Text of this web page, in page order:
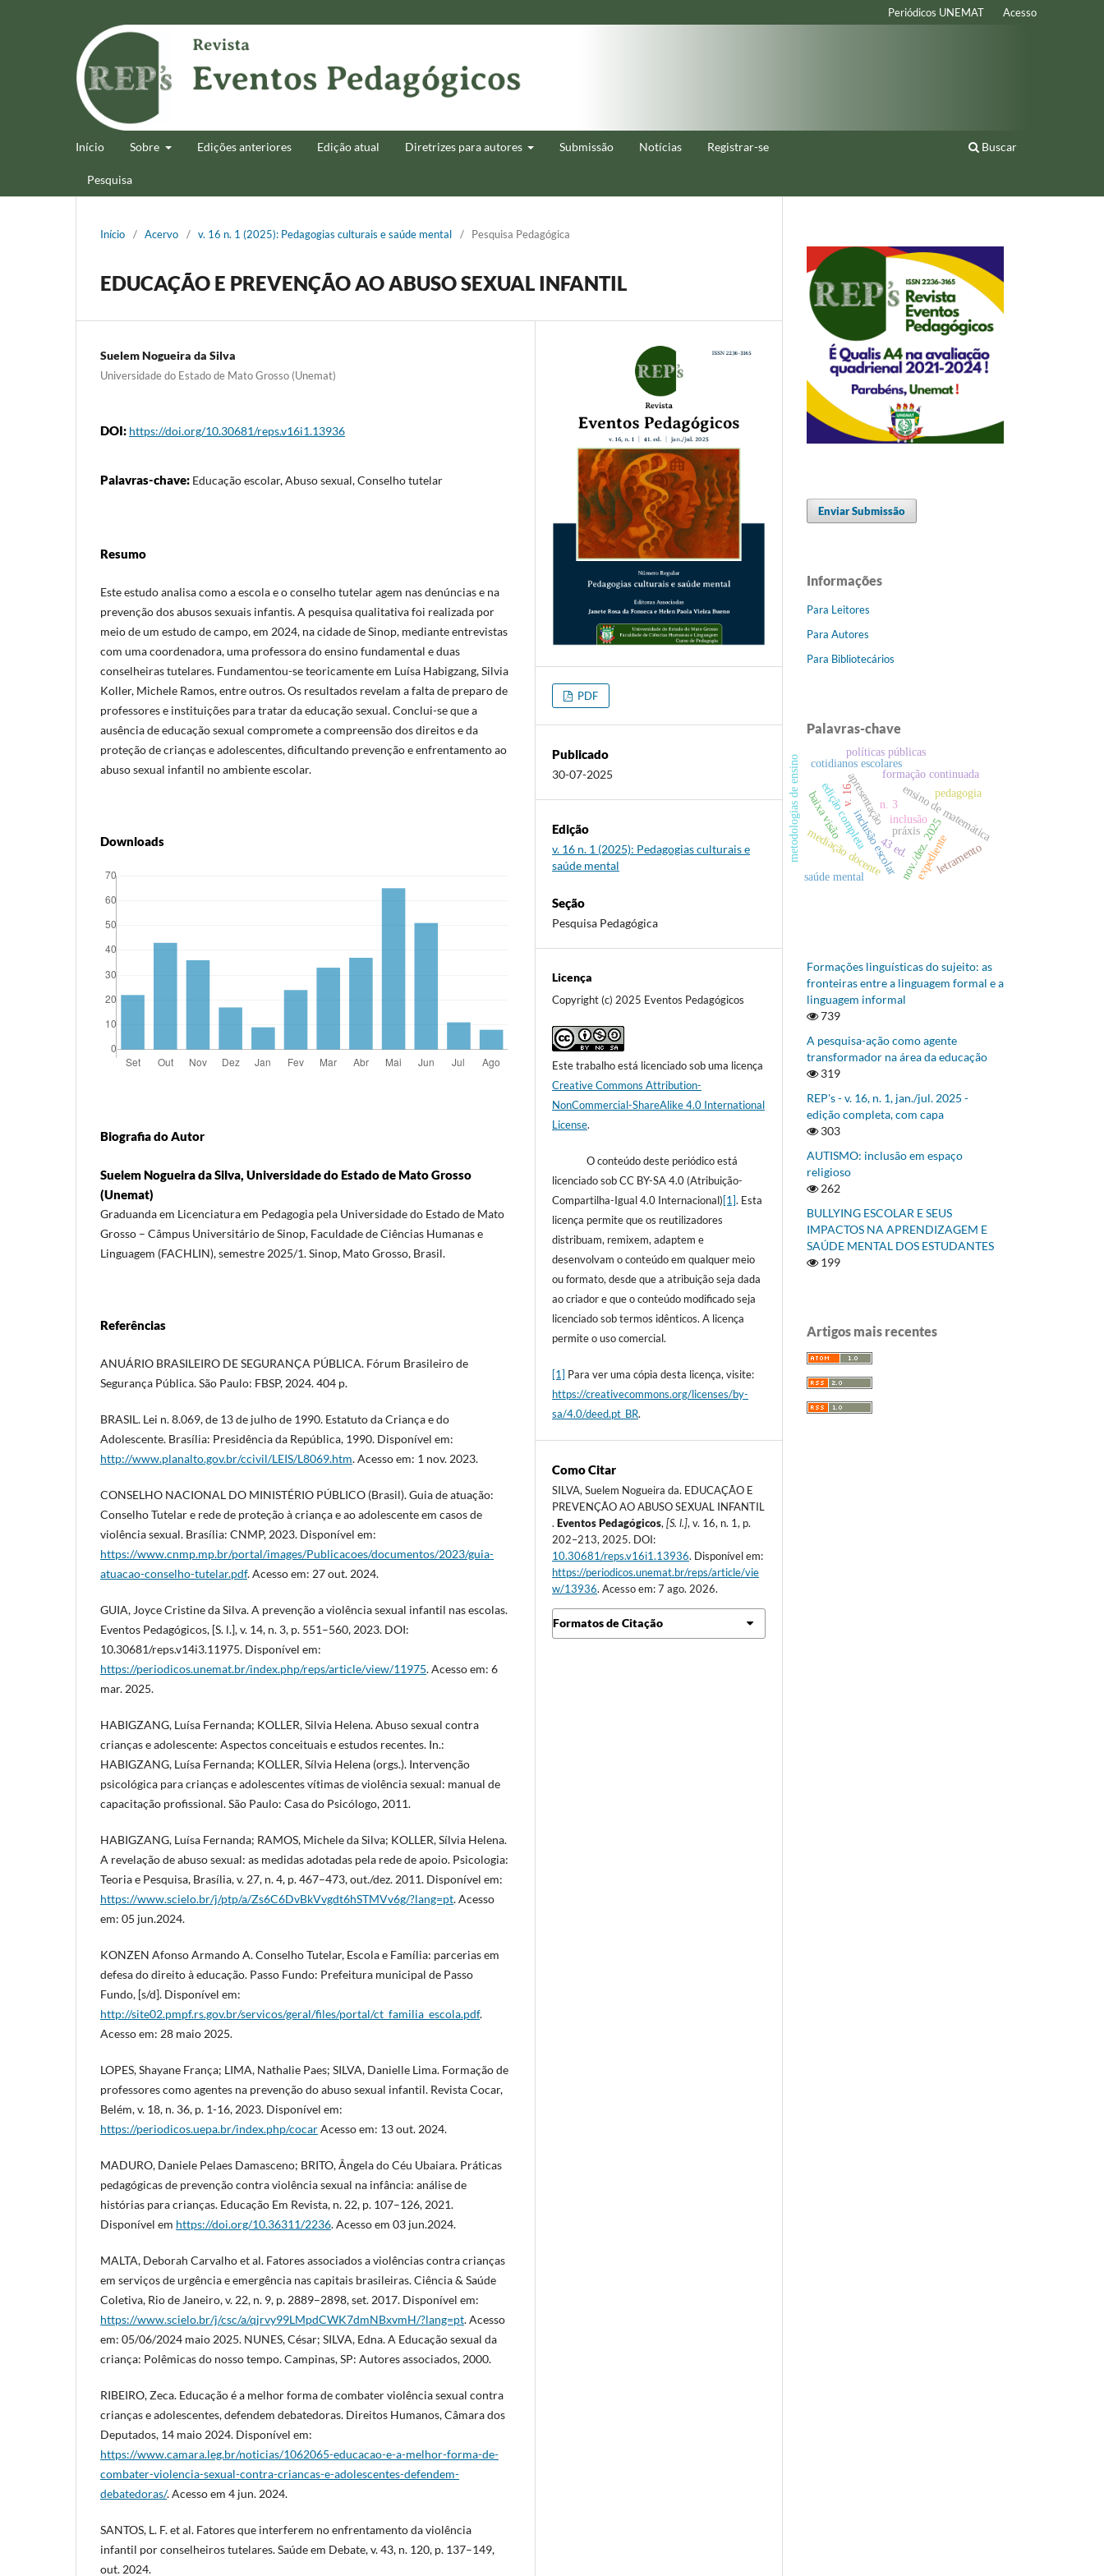
Início Sobre Edições anteriores Edição atual Diretrizes para autores Submissão Notícias Registrar-se
Pesquisa
Buscar
Periódicos UNEMAT Acesso
Início / Acervo / v. 16 n. 1 (2025): Pedagogias culturais e saúde mental / Pesquisa Pedagógica
EDUCAÇÃO E PREVENÇÃO AO ABUSO SEXUAL INFANTIL
Suelem Nogueira da Silva
Universidade do Estado de Mato Grosso (Unemat)
DOI: https://doi.org/10.30681/reps.v16i1.13936
Palavras-chave: Educação escolar, Abuso sexual, Conselho tutelar
Resumo
Este estudo analisa como a escola e o conselho tutelar agem nas denúncias e na
prevenção dos abusos sexuais infantis. A pesquisa qualitativa foi realizada por
meio de um estudo de campo, em 2024, na cidade de Sinop, mediante entrevistas
com uma coordenadora, uma professora do ensino fundamental e duas
conselheiras tutelares. Fundamentou-se teoricamente em Luísa Habigzang, Silvia
Koller, Michele Ramos, entre outros. Os resultados revelam a falta de preparo de
professores e instituições para tratar da educação sexual. Conclui-se que a
ausência de educação sexual compromete a compreensão dos direitos e da
proteção de crianças e adolescentes, dificultando prevenção e enfrentamento ao
abuso sexual infantil no ambiente escolar.
Downloads
Biografia do Autor
Suelem Nogueira da Silva, Universidade do Estado de Mato Grosso
(Unemat)
Graduanda em Licenciatura em Pedagogia pela Universidade do Estado de Mato
Grosso – Câmpus Universitário de Sinop, Faculdade de Ciências Humanas e
Linguagem (FACHLIN), semestre 2025/1. Sinop, Mato Grosso, Brasil.
Referências
ANUÁRIO BRASILEIRO DE SEGURANÇA PÚBLICA. Fórum Brasileiro de
Segurança Pública. São Paulo: FBSP, 2024. 404 p.
BRASIL. Lei n. 8.069, de 13 de julho de 1990. Estatuto da Criança e do
Adolescente. Brasília: Presidência da República, 1990. Disponível em:
http://www.planalto.gov.br/ccivil/LEIS/L8069.htm. Acesso em: 1 nov. 2023.
CONSELHO NACIONAL DO MINISTÉRIO PÚBLICO (Brasil). Guia de atuação:
Conselho Tutelar e rede de proteção à criança e ao adolescente em casos de
violência sexual. Brasília: CNMP, 2023. Disponível em:
https://www.cnmp.mp.br/portal/images/Publicacoes/documentos/2023/guia-
atuacao-conselho-tutelar.pdf. Acesso em: 27 out. 2024.
GUIA, Joyce Cristine da Silva. A prevenção a violência sexual infantil nas escolas.
Eventos Pedagógicos, [S. l.], v. 14, n. 3, p. 551–560, 2023. DOI:
10.30681/reps.v14i3.11975. Disponível em:
https://periodicos.unemat.br/index.php/reps/article/view/11975. Acesso em: 6
mar. 2025.
HABIGZANG, Luísa Fernanda; KOLLER, Silvia Helena. Abuso sexual contra
crianças e adolescente: Aspectos conceituais e estudos recentes. In.:
HABIGZANG, Luísa Fernanda; KOLLER, Sílvia Helena (orgs.). Intervenção
psicológica para crianças e adolescentes vítimas de violência sexual: manual de
capacitação profissional. São Paulo: Casa do Psicólogo, 2011.
HABIGZANG, Luísa Fernanda; RAMOS, Michele da Silva; KOLLER, Sílvia Helena.
A revelação de abuso sexual: as medidas adotadas pela rede de apoio. Psicologia:
Teoria e Pesquisa, Brasília, v. 27, n. 4, p. 467–473, out./dez. 2011. Disponível em:
https://www.scielo.br/j/ptp/a/Zs6C6DvBkVvgdt6hSTMVv6g/?lang=pt. Acesso
em: 05 jun.2024.
KONZEN Afonso Armando A. Conselho Tutelar, Escola e Família: parcerias em
defesa do direito à educação. Passo Fundo: Prefeitura municipal de Passo
Fundo, [s/d]. Disponível em:
http://site02.pmpf.rs.gov.br/servicos/geral/files/portal/ct_familia_escola.pdf.
Acesso em: 28 maio 2025.
LOPES, Shayane França; LIMA, Nathalie Paes; SILVA, Danielle Lima. Formação de
professores como agentes na prevenção do abuso sexual infantil. Revista Cocar,
Belém, v. 18, n. 36, p. 1-16, 2023. Disponível em:
https://periodicos.uepa.br/index.php/cocarAcesso em: 13 out. 2024.
MADURO, Daniele Pelaes Damasceno; BRITO, Ângela do Céu Ubaiara. Práticas
pedagógicas de prevenção contra violência sexual na infância: análise de
histórias para crianças. Educação Em Revista, n. 22, p. 107–126, 2021.
Disponível em https://doi.org/10.36311/2236. Acesso em 03 jun.2024.
MALTA, Deborah Carvalho et al. Fatores associados a violências contra crianças
em serviços de urgência e emergência nas capitais brasileiras. Ciência & Saúde
Coletiva, Rio de Janeiro, v. 22, n. 9, p. 2889–2898, set. 2017. Disponível em:
https://www.scielo.br/j/csc/a/qjrvy99LMpdCWK7dmNBxvmH/?lang=pt. Acesso
em: 05/06/2024 maio 2025. NUNES, César; SILVA, Edna. A Educação sexual da
criança: Polêmicas do nosso tempo. Campinas, SP: Autores associados, 2000.
RIBEIRO, Zeca. Educação é a melhor forma de combater violência sexual contra
crianças e adolescentes, defendem debatedoras. Direitos Humanos, Câmara dos
Deputados, 14 maio 2024. Disponível em:
https://www.camara.leg.br/noticias/1062065-educacao-e-a-melhor-forma-de-
combater-violencia-sexual-contra-criancas-e-adolescentes-defendem-
debatedoras/. Acesso em 4 jun. 2024.
SANTOS, L. F. et al. Fatores que interferem no enfrentamento da violência
infantil por conselheiros tutelares. Saúde em Debate, v. 43, n. 120, p. 137–149,
out. 2024.
PDF
Publicado
30-07-2025
Edição
v. 16 n. 1 (2025): Pedagogias culturais e
saúde mental
Seção
Pesquisa Pedagógica
Licença
Copyright (c) 2025 Eventos Pedagógicos
Este trabalho está licenciado sob uma licença
Creative Commons Attribution-
NonCommercial-ShareAlike 4.0 International
License.
O conteúdo deste periódico está
licenciado sob CC BY-SA 4.0 (Atribuição-
Compartilha-Igual 4.0 Internacional)[1]. Esta
licença permite que os reutilizadores
distribuam, remixem, adaptem e
desenvolvam o conteúdo em qualquer meio
ou formato, desde que a atribuição seja dada
ao criador e que o conteúdo modificado seja
licenciado sob termos idênticos. A licença
permite o uso comercial.
[1] Para ver uma cópia desta licença, visite:
https://creativecommons.org/licenses/by-
sa/4.0/deed.pt_BR.
Como Citar
SILVA, Suelem Nogueira da. EDUCAÇÃO E
PREVENÇÃO AO ABUSO SEXUAL INFANTIL
.Eventos Pedagógicos,[S. l.], v. 16, n. 1, p.
202–213, 2025. DOI:
10.30681/reps.v16i1.13936. Disponível em:
https://periodicos.unemat.br/reps/article/vie
w/13936. Acesso em: 7 ago. 2026.
Formatos de Citação
Enviar Submissão
Informações
Para Leitores
Para Autores
Para Bibliotecários
Palavras-chave
edição completa
v. 16 n. 3
nov./dez. 2025
43 ed. expediente
apresentação ensino de matemática
cotidianos escolares
formação continuada
mediação docente
inclusão escolar
baixa visão
metodologias de ensino inclusão
letramento
políticas públicas
práxis
pedagogia
saúde mental
Formações linguísticas do sujeito: as
fronteiras entre a linguagem formal e a
linguagem informal
739
A pesquisa-ação como agente
transformador na área da educação
319
REP's - v. 16, n. 1, jan./jul. 2025 -
edição completa, com capa
303
AUTISMO: inclusão em espaço
religioso
262
BULLYING ESCOLAR E SEUS
IMPACTOS NA APRENDIZAGEM E
SAÚDE MENTAL DOS ESTUDANTES
199
Artigos mais recentes